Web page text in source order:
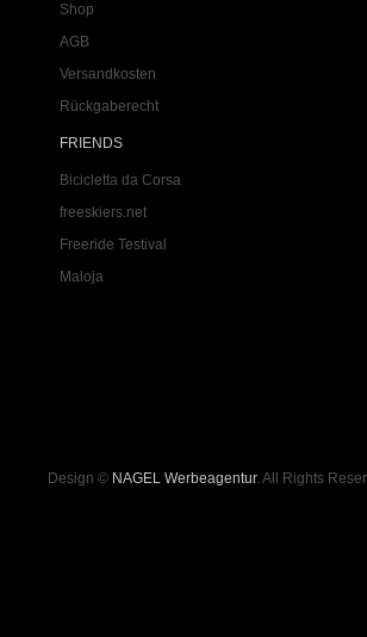
Shop
AGB
Versandkosten
Rückgaberecht
FRIENDS
Bicicletta da Corsa
freeskiers.net
Freeride Testival
Maloja
Design © NAGEL Werbeagentur. All Rights